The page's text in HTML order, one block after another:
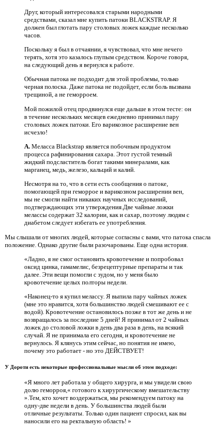
Друг, который интересовался старыми народными
средствами, сказал мне купить патоки BLACKSTRAP. Я
должен был глотать пару столовых ложек каждые несколько
часов.
Поскольку я был в отчаянии, я чувствовал, что мне нечего
терять, хотя это казалось глупым средством. Короче говоря,
на следующий день я вернулся к работе.
Обычная патока не подходит для этой проблемы, только
черная полоска. Даже патока не подойдет, если боль вызвана
трещиной, а не геморроем.
Мой пожилой отец продвинулся еще дальше в этом тесте: он
в течение нескольких месяцев ежедневно принимал пару
столовых ложек патоки. Его варикозное расширение вен
исчезло!
A. Меласса Blackstrap является побочным продуктом
процесса рафинирования сахара. Этот густой темный
жидкий подсластитель богат такими минералами, как
марганец, медь, железо, кальций и калий.
Несмотря на то, что в сети есть сообщения о патоке,
помогающей при геморрое и варикозном расширении вен,
мы не смогли найти никаких научных исследований,
подтверждающих эти утверждения.Две чайные ложки
мелассы содержат 32 калории, как и сахар, поэтому людям с
диабетом следует избегать ее употребления.
Мы слышали от многих людей, которые согласны с вами, что патока спасла
положение. Однако другие были разочарованы. Еще одна история.
«Ладно, я не смог остановить кровотечение и попробовал
оксид цинка, гамамелис, безрецептурные препараты и так
далее. Эти вещи помогли с зудом, но у меня было
кровотечение целых полторы недели.
«Наконец-то я купил мелассу. Я выпила пару чайных ложек
(мне это нравится, хотя большинство людей смешивают ее с
водой). Кровотечение остановилось позже в тот же день и не
возвращалось за последние 5 дней! Я принимал от 2 чайных
ложек до столовой ложки в день два раза в день, на всякий
случай. Я не принимала его сегодня, и кровотечение не
вернулось. Я клянусь этим сейчас, но понятия не имею,
почему это работает - но это ДЕЙСТВУЕТ!
У Дороти есть некоторые профессиональные мысли об этом подходе:
«Я много лет работала у общего хирурга, и мы увидели свою
долю геморроя,« готового к хирургическому вмешательству
».Тем, кто хочет воздержаться, мы рекомендуем патоку на
одну-две недели в день. У большинства людей были
отличные результаты. Только один пациент спросил, как вы
наносили его на ректальную область! »